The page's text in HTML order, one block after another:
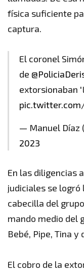
física suficiente
captura.
El coronel
de
extorsionaban
— Manuel Díaz
2023
En las diligencias
judiciales se logró
cabecilla del
mando medio del
Bebé, Pipe, Tina y
El cobro de la